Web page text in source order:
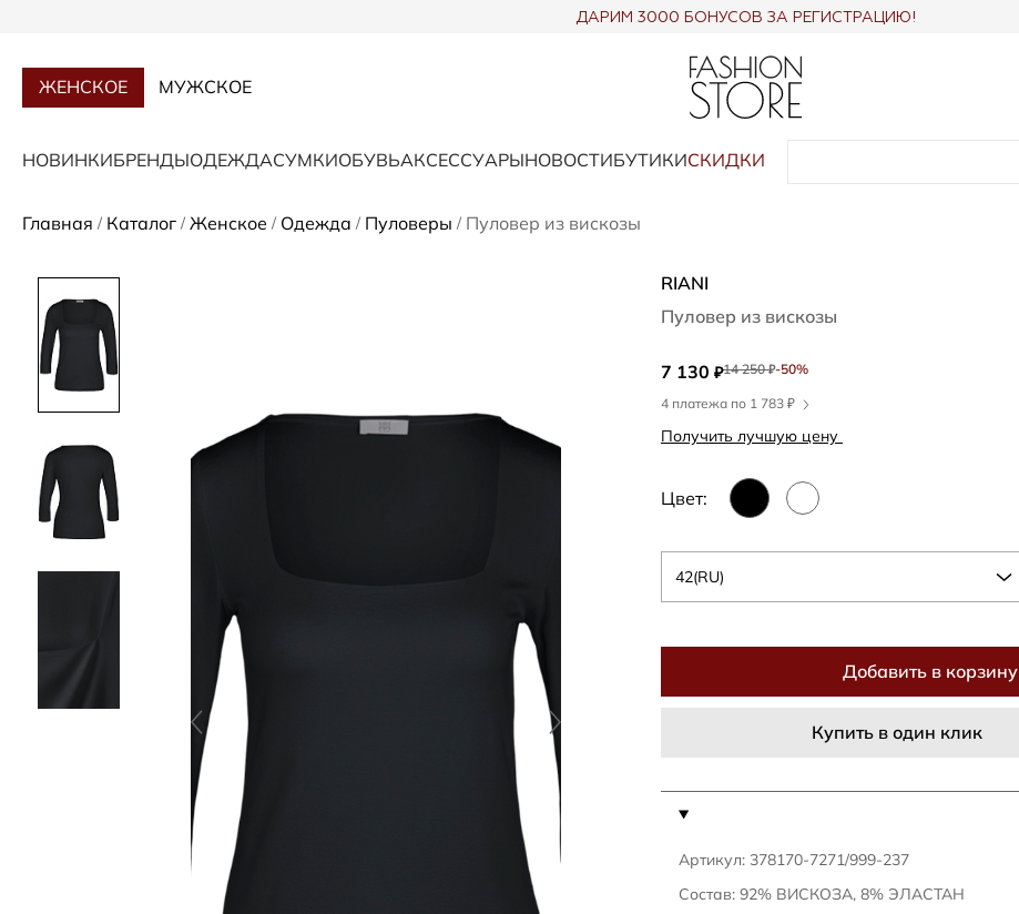
ДАРИМ 3000 БОНУСОВ ЗА РЕГИСТРАЦИЮ!
ЖЕНСКОЕ МУЖСКОЕ
НОВИНКИБРЕНДЫОДЕЖДАСУМКИОБУВЬАКСЕССУАРЫНОВОСТИБУТИКИСКИДКИ
Главная / Каталог / Женское / Одежда / Пуловеры / Пуловер из вискозы
RIANI
Пуловер из вискозы
7 130 ₽14 250₽-50%
4 платежа по 1 783 ₽
Получить лучшую цену
Цвет:
42(RU)
Добавить в корзину
Купить в один клик
Артикул: 378170-7271/999-237
Состав: 92% ВИСКОЗА, 8% ЭЛАСТАН